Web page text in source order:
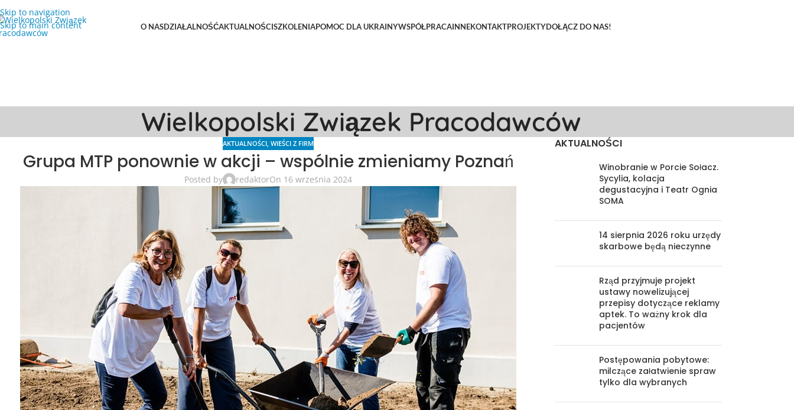
Skip to navigation
Skip to main content
O NASDZIAŁALNOŚĆAKTUALNOŚCISZKOLENIAPOMOC DLA UKRAINYWSPÓŁPRACAINNEKONTAKTPROJEKTYDOŁĄCZ DO NAS!
Wielkopolski Związek Pracodawców
AKTUALNOŚCI,WIEŚCI Z FIRM
Grupa MTP ponownie w akcji – wspólnie zmieniamy Poznań
Posted by redaktorOn 16 września 2024
AKTUALNOŚCI
Winobranie w Porcie Sołacz.
Sycylia, kolacja
degustacyjna i Teatr Ognia
SOMA
14 sierpnia 2026 roku urzędy
skarbowe będą nieczynne
Rząd przyjmuje projekt
ustawy nowelizującej
przepisy dotyczące reklamy
aptek. To ważny krok dla
pacjentów
Postępowania pobytowe:
milczące załatwienie spraw
tylko dla wybranych